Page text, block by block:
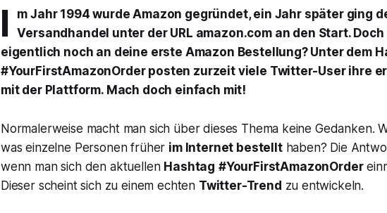
I
m Jahr 1994 wurde Amazon gegründet, ein Jahr später ging
Versandhandel unter der URL amazon.com an den Start.
eigentlich noch an deine erste Amazon Bestellung? Unter dem
#YourFirstAmazonOrder posten zurzeit viele Twitter-User ihre
mit der Plattform. Mach doch einfach mit!
Normalerweise macht man sich über dieses Thema keine Gedanken.
was einzelne Personen früher im Internet bestellthaben? Die
wenn man sich den aktuellen Hashtag #YourFirstAmazonOrder
Dieser scheint sich zu einem echten Twitter-Trend zu entwickeln.